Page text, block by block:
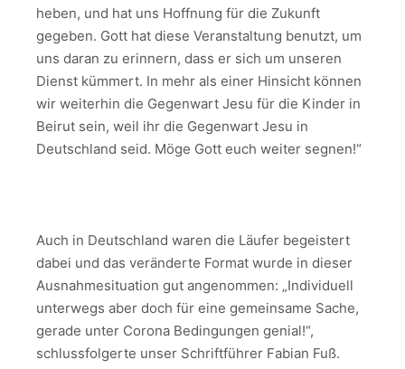
heben, und hat uns Hoffnung für die Zukunft
gegeben. Gott hat diese Veranstaltung benutzt, um
uns daran zu erinnern, dass er sich um unseren
Dienst kümmert. In mehr als einer Hinsicht können
wir weiterhin die Gegenwart Jesu für die Kinder in
Beirut sein, weil ihr die Gegenwart Jesu in
Deutschland seid. Möge Gott euch weiter segnen!“
Auch in Deutschland waren die Läufer begeistert
dabei und das veränderte Format wurde in dieser
Ausnahmesituation gut angenommen: „Individuell
unterwegs aber doch für eine gemeinsame Sache,
gerade unter Corona Bedingungen genial!“,
schlussfolgerte unser Schriftführer Fabian Fuß.